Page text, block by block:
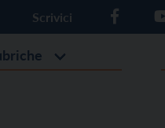
Scrivici